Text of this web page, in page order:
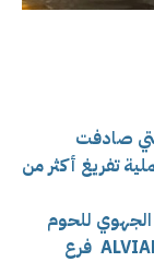
صادفت
الميلادية الجديدة 2026, عملية تفريغ أكثر من
للحوم
الغرب من طرف مجمعين مجمعALVIAR EPE/SPA فرع